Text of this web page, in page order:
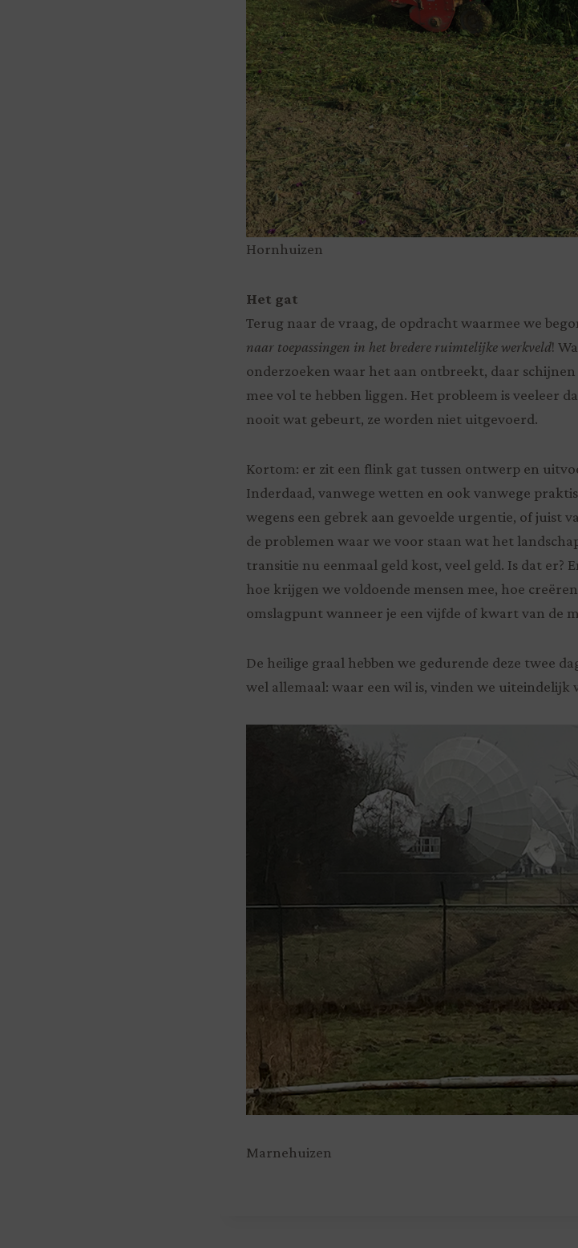
Hornhuizen
Het gat
Terug naar de vraag, de opdracht waarmee we
naar toepassingen in het bredere ruimtelijke werkveld!
onderzoeken waar het aan ontbreekt, daar
mee vol te hebben liggen. Het probleem is veeleer
nooit wat gebeurt, ze worden niet uitgevoerd.
Kortom: er zit een flink gat tussen ontwerp en
Inderdaad, vanwege wetten en ook vanwege
wegens een gebrek aan gevoelde urgentie, of juist
de problemen waar we voor staan wat het
transitie nu eenmaal geld kost, veel geld. Is dat er?
hoe krijgen we voldoende mensen mee, hoe
omslagpunt wanneer je een vijfde of kwart van de
De heilige graal hebben we gedurende deze twee
wel allemaal: waar een wil is, vinden we uiteindelijk
Marnehuizen